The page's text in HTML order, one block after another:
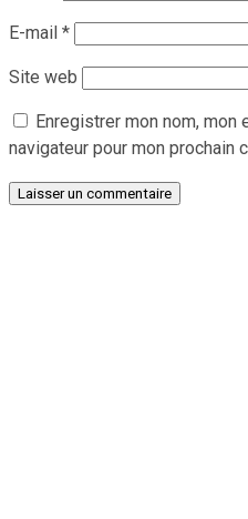
E-mail *
Site web
Enregistrer mon nom,
navigateur pour mon prochain